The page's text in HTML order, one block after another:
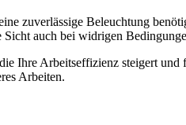
zuverlässige Beleuchtung
Sicht auch bei widrigen
Ihre Arbeitseffizienz steigert
Arbeiten.